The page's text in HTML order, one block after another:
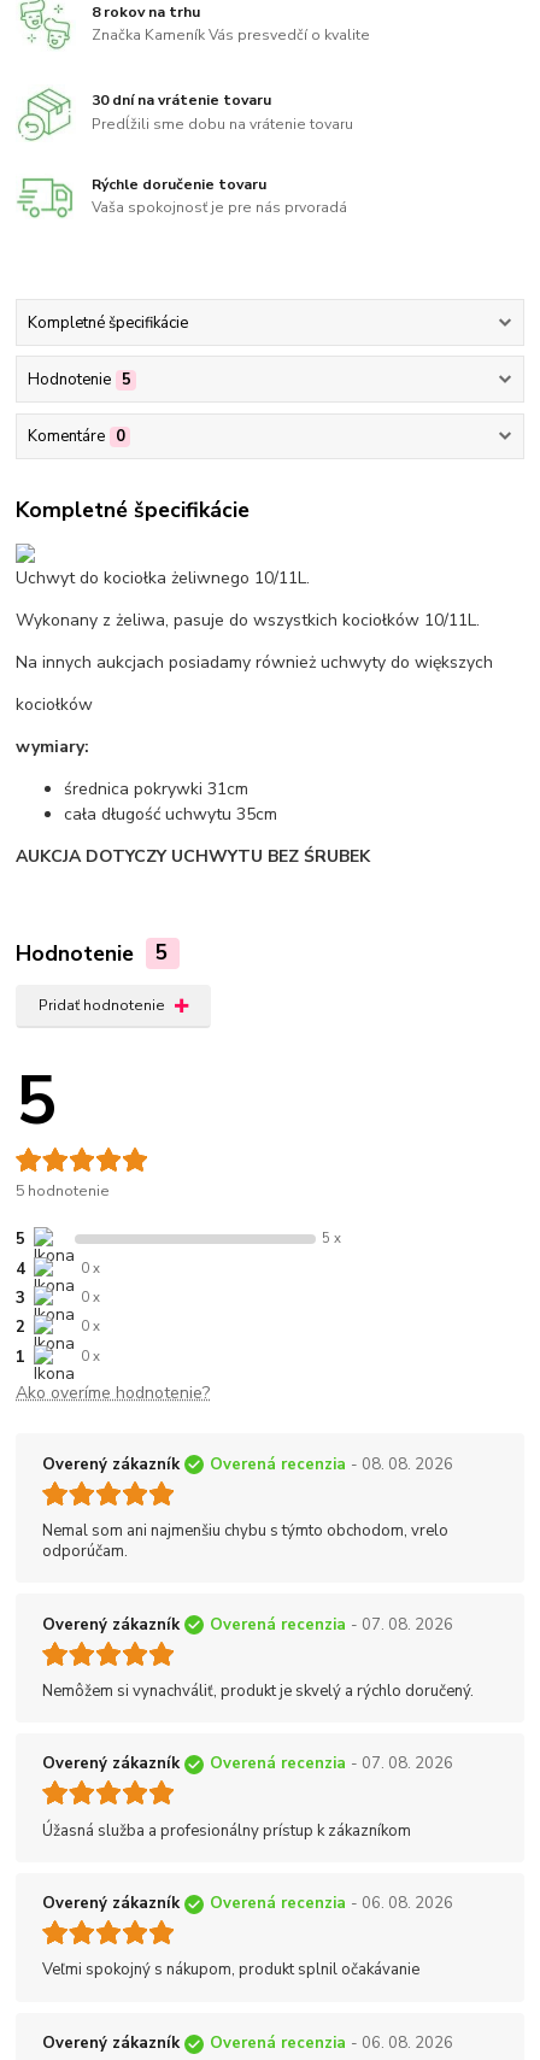
8 rokov na trhu
Značka Kameník Vás presvedčí o kvalite
30 dní na vrátenie tovaru
Predĺžili sme dobu na vrátenie tovaru
Rýchle doručenie tovaru
Vaša spokojnosť je pre nás prvoradá
Kompletné špecifikácie
Hodnotenie 5
Komentáre 0
Kompletné špecifikácie
Uchwyt do kociołka żeliwnego 10/11L.
Wykonany z żeliwa, pasuje do wszystkich kociołków 10/11L.
Na innych aukcjach posiadamy również uchwyty do większych
kociołków
wymiary:
średnica pokrywki 31cm
cała długość uchwytu 35cm
AUKCJA DOTYCZY UCHWYTU BEZ ŚRUBEK
Hodnotenie 5
Pridať hodnotenie
5
5 hodnotenie
5 5 x
4 0 x
3 0 x
2 0 x
1 0 x
Ako overíme hodnotenie?
Overený zákazník Overená recenzia - 08. 08. 2026
Nemal som ani najmenšiu chybu s týmto obchodom, vrelo
odporúčam.
Overený zákazník Overená recenzia - 07. 08. 2026
Nemôžem si vynachváliť, produkt je skvelý a rýchlo doručený.
Overený zákazník Overená recenzia - 07. 08. 2026
Úžasná služba a profesionálny prístup k zákazníkom
Overený zákazník Overená recenzia - 06. 08. 2026
Veľmi spokojný s nákupom, produkt splnil očakávanie
Overený zákazník Overená recenzia - 06. 08. 2026